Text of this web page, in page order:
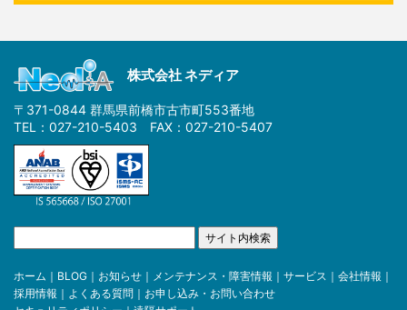
株式会社 ネディア
〒371-0844 群馬県前橋市古市町553番地
TEL：027-210-5403 FAX：027-210-5407
ホーム ｜ BLOG ｜ お知らせ ｜ メンテナンス・障害情報 ｜ サービス ｜ 会社情報 ｜
採用情報 ｜ よくある質問 ｜ お申し込み・お問い合わせ